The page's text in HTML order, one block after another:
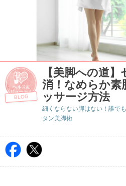
BLOG
【美脚への道
消！なめらか素
ッサージ方法
細くならない脚はない！誰で
タン美脚術